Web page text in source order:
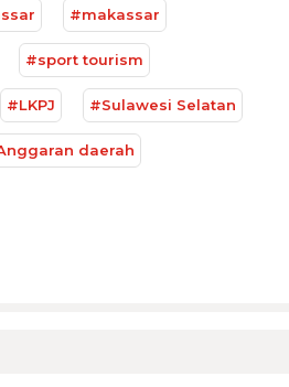
#makassar
#sport tourism
#LKPJ #Sulawesi Selatan
daerah